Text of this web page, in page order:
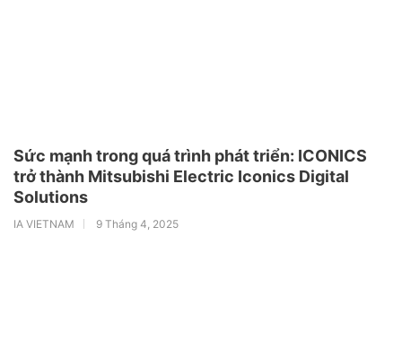
Sức mạnh trong quá trình phát triển: ICONICS
trở thành Mitsubishi Electric Iconics Digital
Solutions
IA VIETNAM 9 Tháng 4, 2025